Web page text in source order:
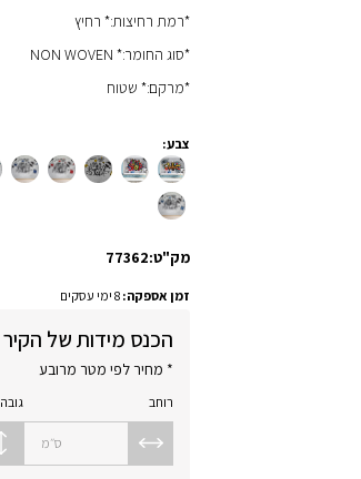
*רמת רחיצות:* רחיץ
*סוג החומר:* NON WOVEN
*מרקם:* שטוח
צבע:
מק"ט:77362
זמן אספקה:8 ימי עסקים
הכנס מידות של הקיר
* מחיר לפי מטר מרובע
רוחב
ס״מ
גובה